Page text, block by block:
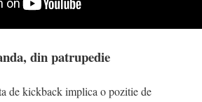
din patrupedie
de kickback implica o pozitie de